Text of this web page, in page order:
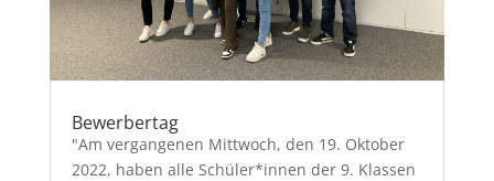
Bewerbertag
"Am vergangenen Mittwoch, den 19. Oktober
2022, haben alle Schüler*innen der 9. Klassen